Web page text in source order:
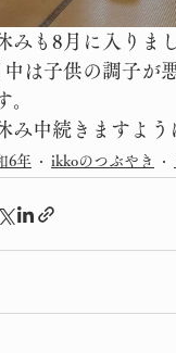
みも8月に入りま
中は子供の調子が
。
み中続きますよう
6年 ikkoのつぶやき